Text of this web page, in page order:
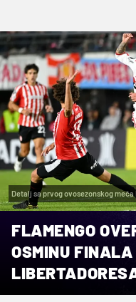
Detalj sa prvog ovosezonskog
FLAMENGO
OSMINU FINALA